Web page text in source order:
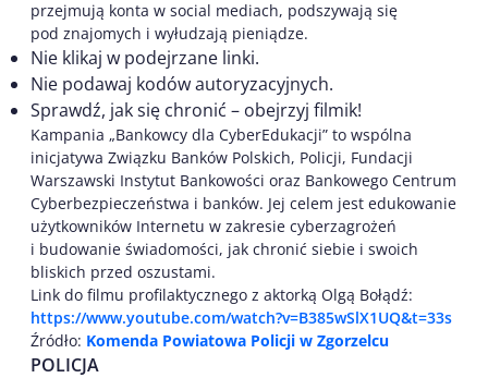
przejmują konta w social mediach, podszywają się
pod znajomych i wyłudzają pieniądze.
Nie klikaj w podejrzane linki.
Nie podawaj kodów autoryzacyjnych.
Sprawdź, jak się chronić – obejrzyj filmik!
Kampania „Bankowcy dla CyberEdukacji” to wspólna
inicjatywa Związku Banków Polskich, Policji, Fundacji
Warszawski Instytut Bankowości oraz Bankowego Centrum
Cyberbezpieczeństwa i banków. Jej celem jest edukowanie
użytkowników Internetu w zakresie cyberzagrożeń
i budowanie świadomości, jak chronić siebie i swoich
bliskich przed oszustami.
Link do filmu profilaktycznego z aktorką Olgą Bołądź:
https://www.youtube.com/watch?v=B385wSlX1UQ&t=33s
Źródło: Komenda Powiatowa Policji w Zgorzelcu
POLICJA